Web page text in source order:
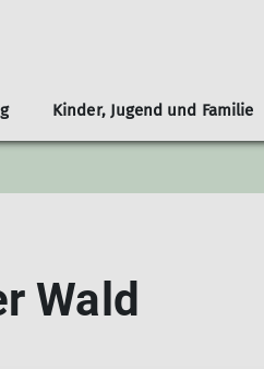
Porträts Berichte
Wandern
Kinder, Jugend und Familie
Jugend
Wald